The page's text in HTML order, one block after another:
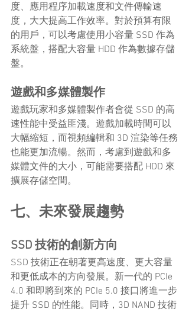
度、應用程序加載速度和文件傳輸速
度，大大提高工作效率。對於預算有限
的用戶，可以考慮使用小容量 SSD 作為
系統盤，搭配大容量 HDD 作為數據存儲
盤。
遊戲和多媒體製作
遊戲玩家和多媒體製作者會從 SSD 的高
速性能中受益匪淺。遊戲加載時間可以
大幅縮短，而視頻編輯和 3D 渲染等任務
也能更加流暢。然而，考慮到遊戲和多
媒體文件的大小，可能需要搭配 HDD 來
擴展存儲空間。
七、未來發展趨勢
SSD 技術的創新方向
SSD 技術正在朝著更高速度、更大容量
和更低成本的方向發展。新一代的 PCIe
4.0 和即將到來的 PCIe 5.0 接口將進一步
提升 SSD 的性能。同時，3D NAND 技術